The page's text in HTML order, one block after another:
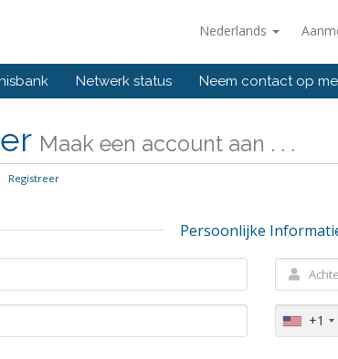
Nederlands
Netwerk status Neem contact op
Maak een account aan . . .
Registreer
Persoonlijke
+1